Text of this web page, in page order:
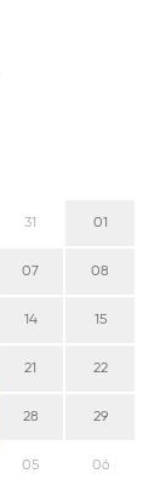
31 01
07 08
14 15
21 22
28 29
05 06